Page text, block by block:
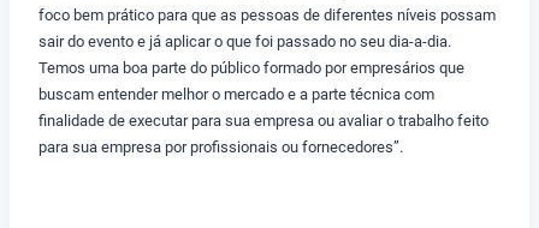
foco bem prático para que as pessoas de diferentes níveis possam
sair do evento e já aplicar o que foi passado no seu dia-a-dia.
Temos uma boa parte do público formado por empresários que
buscam entender melhor o mercado e a parte técnica com
finalidade de executar para sua empresa ou avaliar o trabalho feito
para sua empresa por profissionais ou fornecedores”.